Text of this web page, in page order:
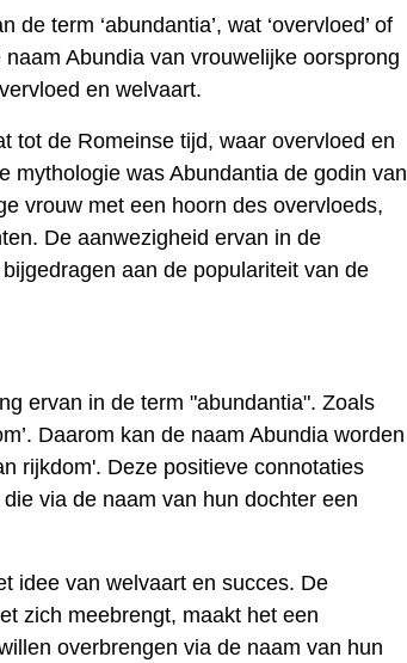
term ‘abundantia’, wat ‘overvloed’ of
Abundia van vrouwelijke oorsprong
en welvaart.
tot de Romeinse tijd, waar overvloed en
mythologie was Abundantia de godin van
vrouw met een hoorn des overvloeds,
De aanwezigheid ervan in de
aan de populariteit van de
ervan in de term "abundantia". Zoals
Daarom kan de naam Abundia worden
rijkdom'. Deze positieve connotaties
via de naam van hun dochter een
idee van welvaart en succes. De
zich meebrengt, maakt het een
overbrengen via de naam van hun